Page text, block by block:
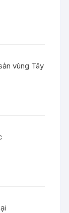
vùng Tây